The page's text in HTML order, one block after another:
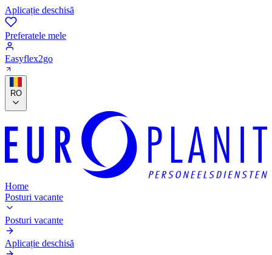
Aplicație deschisă
Preferatele mele
Easyflex2go
RO
Home
Posturi vacante
Posturi vacante
Aplicație deschisă